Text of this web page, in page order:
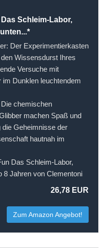
Schleim-Labor,
Der Experimentierkasten
Wissensdurst Ihres
Versuche mit
Dunklen leuchtendem
chemischen
machen Spaß und
die Geheimnisse der
hautnah im
Das Schleim-Labor,
8 Jahren von Clementoni
26,78 EUR
Zum Amazon Angebot!